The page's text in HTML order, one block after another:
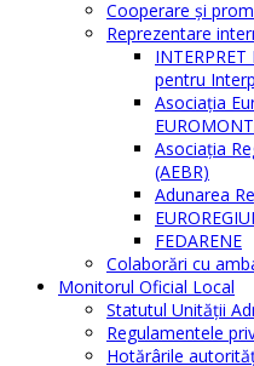
Cooperare şi
Reprezentare
pentru
Asociația
Asociația
(AEBR)
Adunarea
FEDARENE
Colaborări cu
Monitorul Oficial Local
Statutul Unităţii
Regulamentele
Hotărârile